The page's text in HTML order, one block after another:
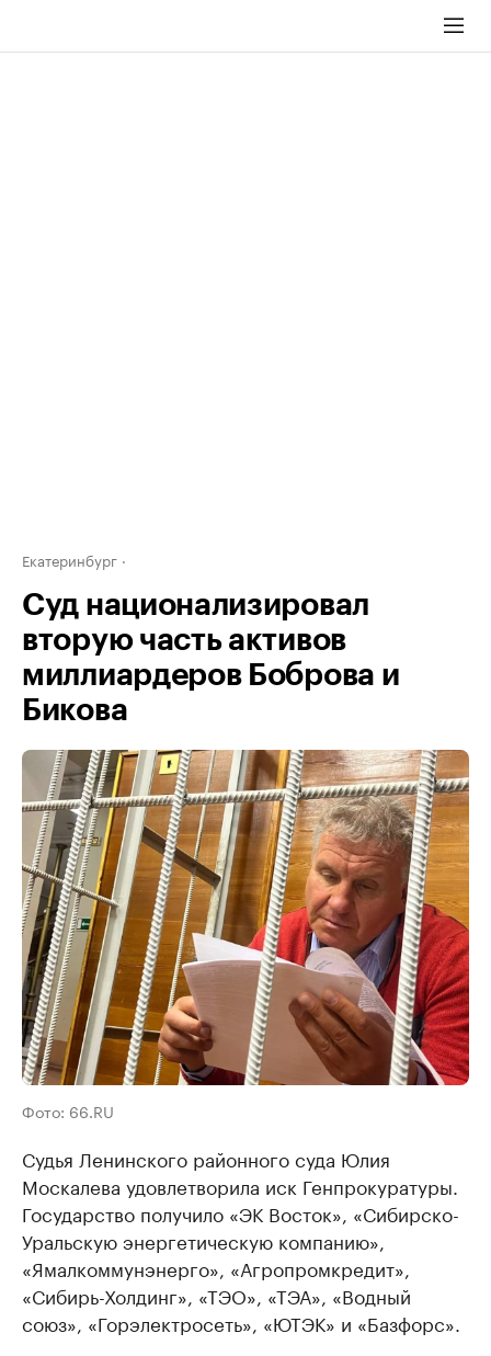
Екатеринбург
Суд национализировал
вторую часть активов
миллиардеров Боброва и
Бикова
Фото: 66.RU
Судья Ленинского районного суда Юлия
Москалева удовлетворила иск Генпрокуратуры.
Государство получило «ЭК Восток», «Сибирско-
Уральскую энергетическую компанию»,
«Ямалкоммунэнерго», «Агропромкредит»,
«Сибирь-Холдинг», «ТЭО», «ТЭА», «Водный
союз», «Горэлектросеть», «ЮТЭК» и «Базфорс».